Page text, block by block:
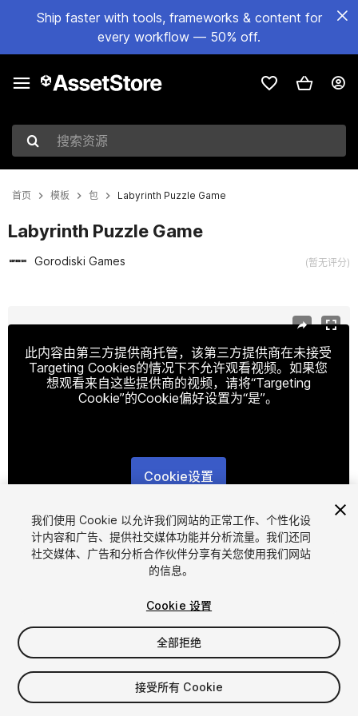
Ship faster with tools, frameworks & content for
every workflow — 50% off.
搜索资源
首页 模板 包 Labyrinth Puzzle Game
Labyrinth Puzzle Game
Gorodiski Games (暂无评分)
此内容由第三方提供商托管，该第三方提供商在未接受
Targeting Cookies的情况下不允许观看视频。如果您
想观看来自这些提供商的视频，请将“Targeting
Cookie”的Cookie偏好设置为“是”。
Cookie设置
1/16
$79
增值税将在结算时计算
我们使用 Cookie 以允许我们网站的正常工作、个性化设
计内容和广告、提供社交媒体功能并分析流量。我们还同
社交媒体、广告和分析合作伙伴分享有关您使用我们网站
的信息。
Cookie 设置
全部拒绝
接受所有 Cookie